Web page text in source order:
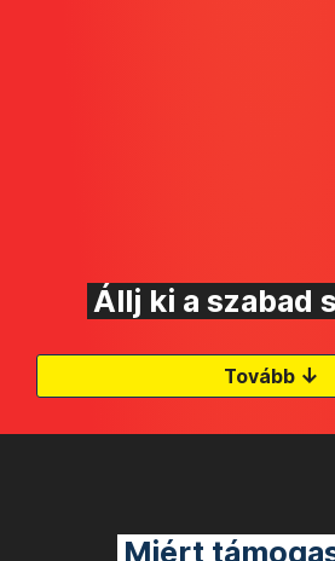
Állj ki a szabad
Tovább ↓
Miért